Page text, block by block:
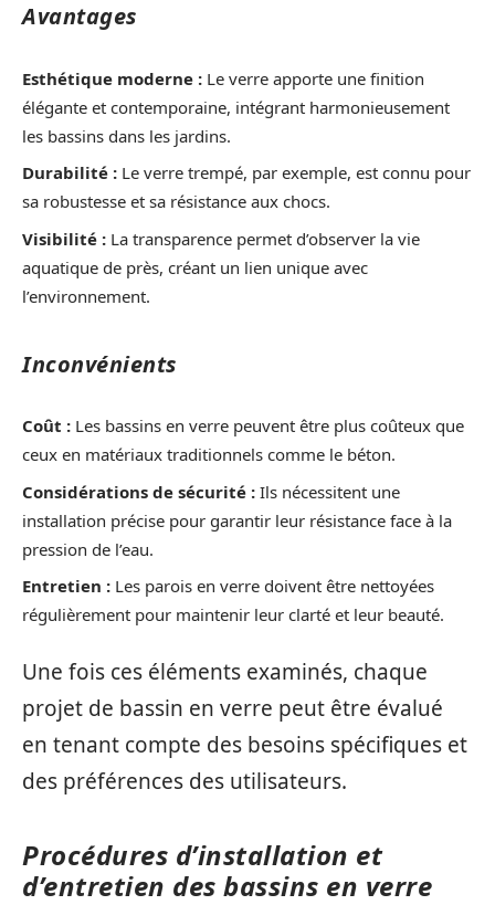
Avantages
Esthétique moderne : Le verre apporte une finition
élégante et contemporaine, intégrant harmonieusement
les bassins dans les jardins.
Durabilité : Le verre trempé, par exemple, est connu pour
sa robustesse et sa résistance aux chocs.
Visibilité : La transparence permet d’observer la vie
aquatique de près, créant un lien unique avec
l’environnement.
Inconvénients
Coût : Les bassins en verre peuvent être plus coûteux que
ceux en matériaux traditionnels comme le béton.
Considérations de sécurité : Ils nécessitent une
installation précise pour garantir leur résistance face à la
pression de l’eau.
Entretien : Les parois en verre doivent être nettoyées
régulièrement pour maintenir leur clarté et leur beauté.
Une fois ces éléments examinés, chaque
projet de bassin en verre peut être évalué
en tenant compte des besoins spécifiques et
des préférences des utilisateurs.
Procédures d’installation et
d’entretien des bassins en verre